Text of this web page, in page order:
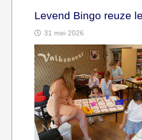
Levend Bingo reuze
31 mei 2026